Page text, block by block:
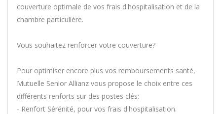
couverture optimale de vos frais d'hospitalisation et de la
chambre particulière.
Vous souhaitez renforcer votre couverture?
Pour optimiser encore plus vos remboursements santé,
Mutuelle Senior Allianz vous propose le choix entre ces
différents renforts sur des postes clés:
- Renfort Sérénité, pour vos frais d'hospitalisation.